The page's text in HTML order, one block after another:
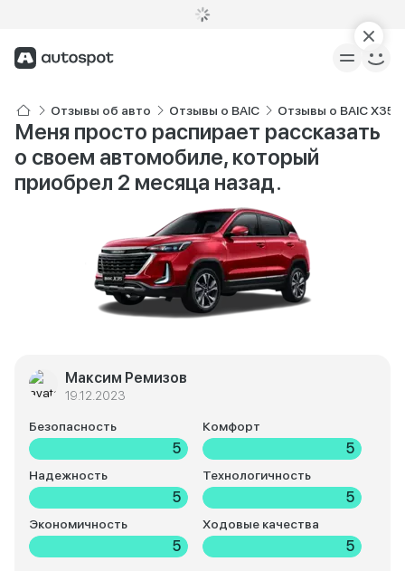
Отзывы об авто Отзывы о BAIC Отзывы о BAIC X35
Меня просто распирает рассказать
о своем автомобиле, который
приобрел 2 месяца назад.
Максим Ремизов
19.12.2023
Безопасность
5
Комфорт
5
Надежность
5
Технологичность
5
Экономичность
5
Ходовые качества
5